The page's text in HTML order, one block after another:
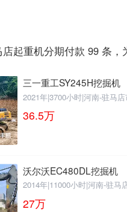
起重机分期付款 99 条
三一重工SY245H挖掘机
2021年|3700小时|河南-驻马店
36.5万
沃尔沃EC480DL挖掘机
2014年|11000小时|河南-驻马
27万